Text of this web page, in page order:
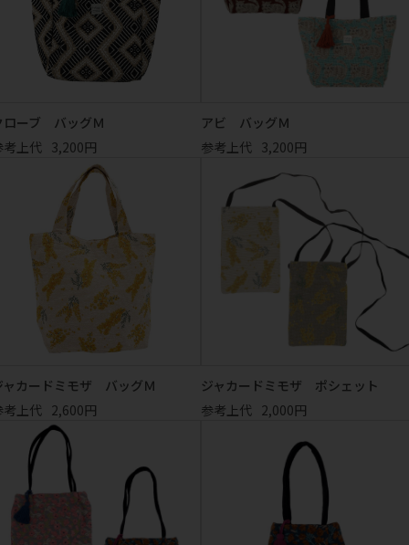
ローブ バッグＭ
考上代 3,200円
アビ バッグＭ
参考上代 3,200円
ャカードミモザ バッグＭ
考上代 2,600円
ジャカードミモザ ポシェット
参考上代 2,000円